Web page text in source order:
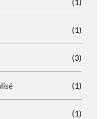
(1)
(3)
(1)
(1)